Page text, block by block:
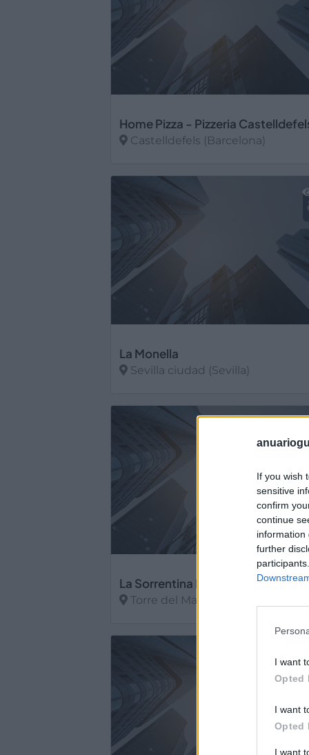
If you wish
sensitive
confirm
continue
information
further
I want
Opted
I want
Opted
I want
Home Pizza - Pizzeria
Castelldefels (Barcelona)
La Monella
Sevilla ciudad (Sevilla)
La Sorrentina Restaurante Pizzería
Torre del Mar (Málaga)